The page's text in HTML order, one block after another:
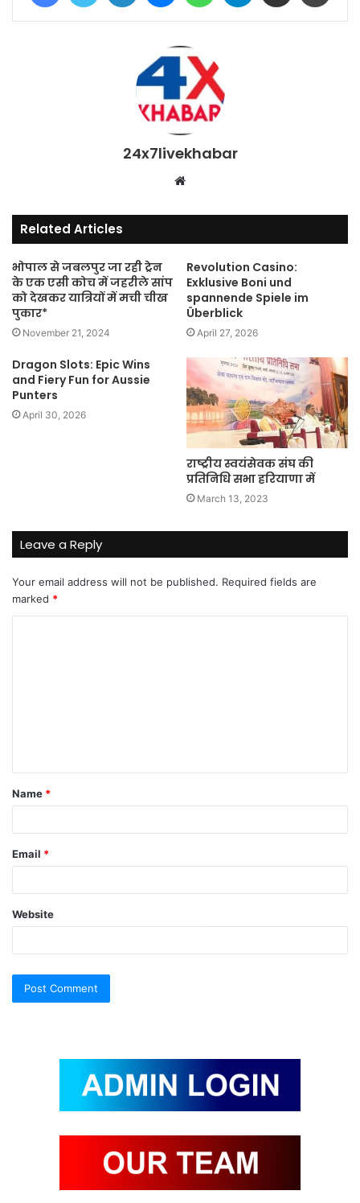
24x7livekhabar
Website
Related Articles
भोपाल से जबलपुर जा रही ट्रेन
के एक एसी कोच में जहरीले सांप
को देखकर यात्रियों में मची चीख
पुकार*
November 21, 2024
Revolution Casino:
Exklusive Boni und
spannende Spiele im
Überblick
April 27, 2026
Dragon Slots: Epic Wins
and Fiery Fun for Aussie
Punters
April 30, 2026
राष्ट्रीय स्वयंसेवक संघ की
प्रतिनिधि सभा हरियाणा में
March 13, 2023
Leave a Reply
Your email address will not be published. Required fields are
marked *
t
*
Name *
Email *
Website